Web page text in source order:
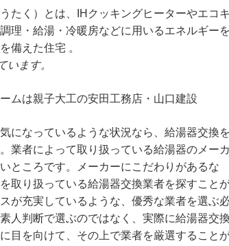
たく）とは、IHクッキングヒーターやエコキ
理・給湯・冷暖房などに用いるエネルギーを
備えた住宅 。
います。
ムは親子大工の安田工務店・山口建設
になっているような状況なら、給湯器交換を
業者によって取り扱っている給湯器のメーカ
ところです。メーカーにこだわりがあるな
取り扱っている給湯器交換業者を探すこと
が充実しているような、優秀な業者を選ぶ
人判断で選ぶのではなく、実際に給湯器交換
目を向けて、その上で業者を厳選すること